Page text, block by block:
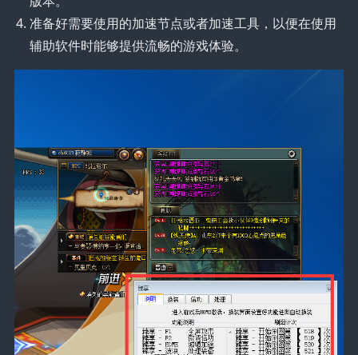
准备好需要使用的加速节点或者加速工具，以便在使用
辅助软件时能够提供流畅的游戏体验。